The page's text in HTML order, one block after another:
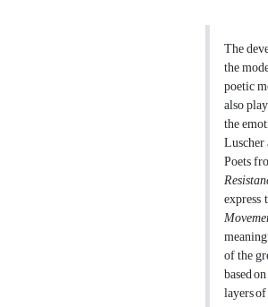
The
the
poetic
also
the
Poets
of the
based
layers